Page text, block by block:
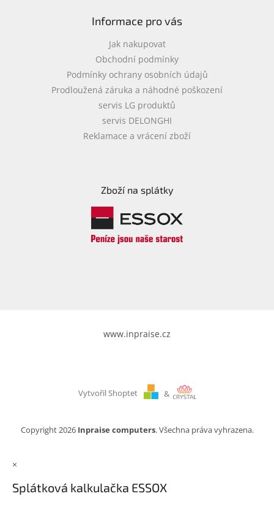
Informace pro vás
Jak nakupovat
Obchodní podmínky
Podmínky ochrany osobních údajů
Prodloužená záruka a náhodné poškození
servis LG produktů
servis DELONGHI
Reklamace a vrácení zboží
Zboží na splátky
www.inpraise.cz
Vytvořil Shoptet &
Copyright 2026 Inpraise computers. Všechna práva vyhrazena.
×
Splátková kalkulačka ESSOX